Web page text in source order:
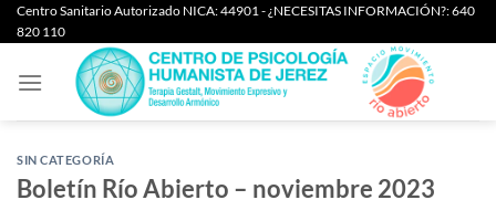
Saltar
al
Centro Sanitario Autorizado NICA: 44901 - ¿NECESITAS INFORMACIÓN?: 640
820 110
SIN CATEGORÍA
Boletín Río Abierto – noviembre 2023